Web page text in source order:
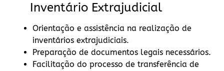
Inventário Extrajudicial
Orientação e assistência na realização de
inventários extrajudiciais.
Preparação de documentos legais necessários.
Facilitação do processo de transferência de